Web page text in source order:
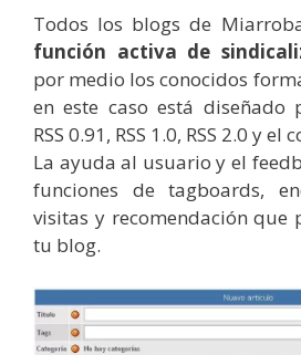
Todos los blogs de
función activa de
por medio los conocidos
en este caso está diseñado
RSS 0.91, RSS 1.0, RSS 2.0 y
La ayuda al usuario y el
funciones de tagboards,
visitas y recomendación que
tu blog.